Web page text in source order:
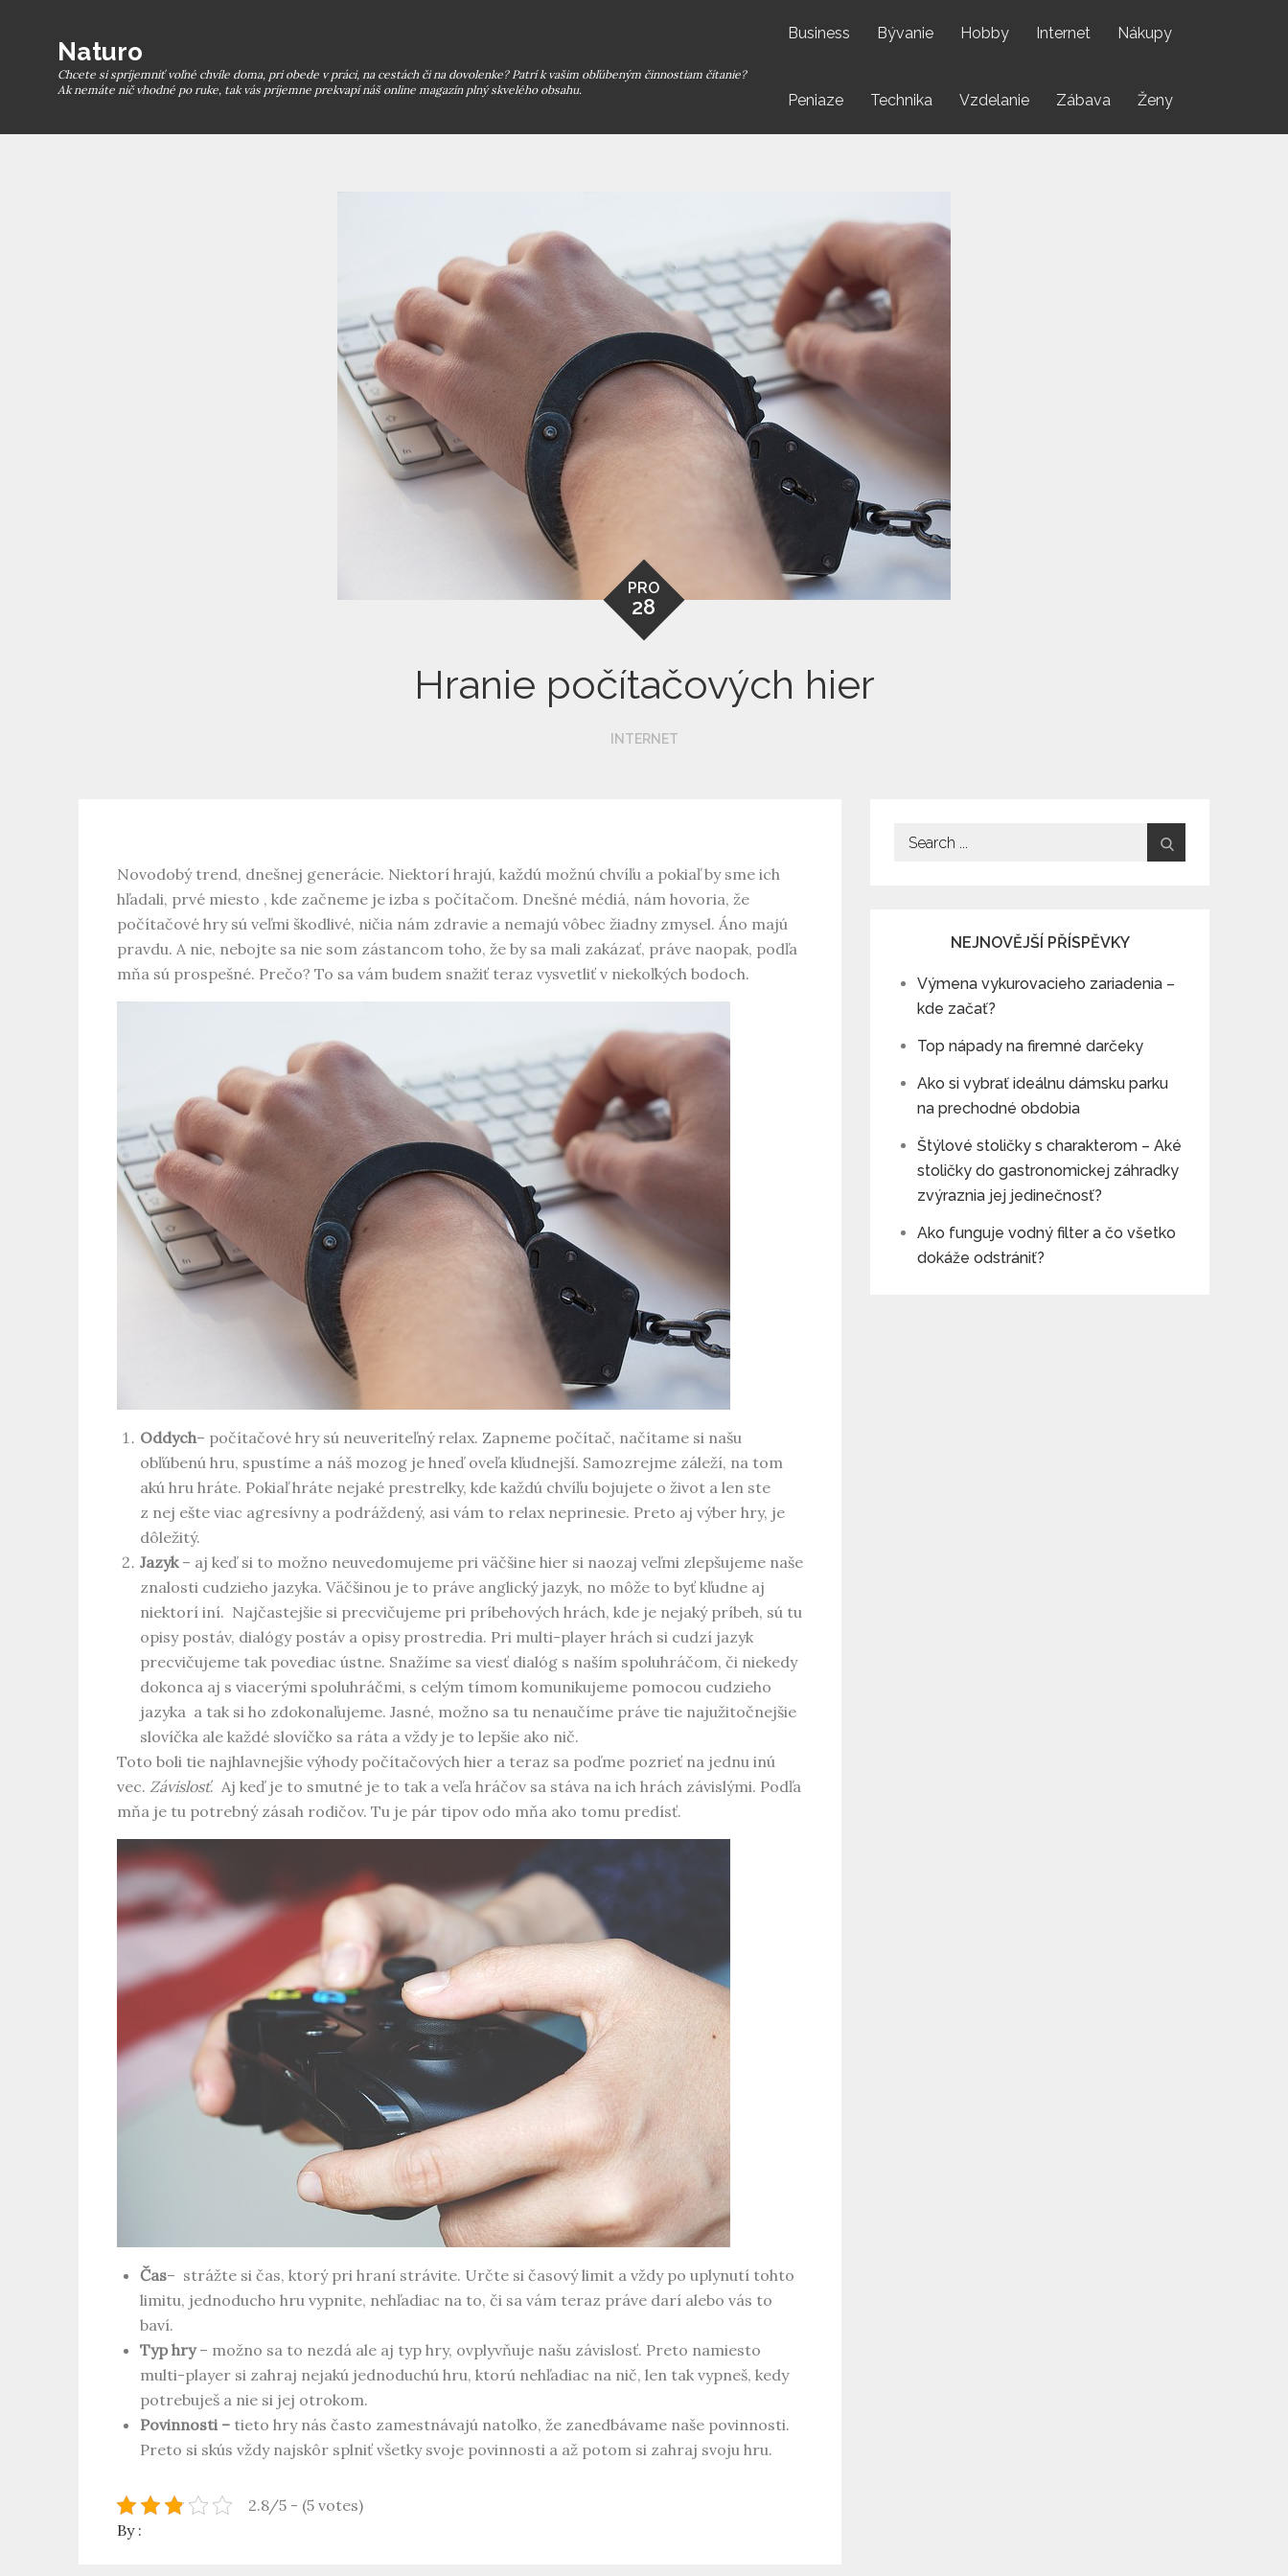
Naturo
Chcete si spríjemniť voľné chvíle doma, pri obede v práci, na cestách či na dovolenke? Patrí k vašim obľúbeným činnostiam čítanie?
Ak nemáte nič vhodné po ruke, tak vás príjemne prekvapí náš online magazín plný skvelého obsahu.
Business Bývanie Hobby Internet Nákupy
Peniaze Technika Vzdelanie Zábava Ženy
PRO
28
Hranie počítačových hier
INTERNET
Novodobý trend, dnešnej generácie. Niektorí hrajú, každú možnú chvíľu a pokiaľ by sme ich
hľadali, prvé miesto , kde začneme je izba s počítačom. Dnešné médiá, nám hovoria, že
počítačové hry sú veľmi škodlivé, ničia nám zdravie a nemajú vôbec žiadny zmysel. Áno majú
pravdu. A nie, nebojte sa nie som zástancom toho, že by sa mali zakázať, práve naopak, podľa
mňa sú prospešné. Prečo? To sa vám budem snažiť teraz vysvetliť v niekoľkých bodoch.
Oddych– počítačové hry sú neuveriteľný relax. Zapneme počítač, načítame si našu
obľúbenú hru, spustíme a náš mozog je hneď oveľa kľudnejší. Samozrejme záleží, na tom
akú hru hráte. Pokiaľ hráte nejaké prestrelky, kde každú chvíľu bojujete o život a len ste
z nej ešte viac agresívny a podráždený, asi vám to relax neprinesie. Preto aj výber hry, je
dôležitý.
Jazyk – aj keď si to možno neuvedomujeme pri väčšine hier si naozaj veľmi zlepšujeme naše
znalosti cudzieho jazyka. Väčšinou je to práve anglický jazyk, no môže to byť kľudne aj
niektorí iní. Najčastejšie si precvičujeme pri príbehových hrách, kde je nejaký príbeh, sú tu
opisy postáv, dialógy postáv a opisy prostredia. Pri multi-player hrách si cudzí jazyk
precvičujeme tak povediac ústne. Snažíme sa viesť dialóg s naším spoluhráčom, či niekedy
dokonca aj s viacerými spoluhráčmi, s celým tímom komunikujeme pomocou cudzieho
jazyka a tak si ho zdokonaľujeme. Jasné, možno sa tu nenaučíme práve tie najužitočnejšie
slovíčka ale každé slovíčko sa ráta a vždy je to lepšie ako nič.
Toto boli tie najhlavnejšie výhody počítačových hier a teraz sa poďme pozrieť na jednu inú
vec. Závislosť. Aj keď je to smutné je to tak a veľa hráčov sa stáva na ich hrách závislými. Podľa
mňa je tu potrebný zásah rodičov. Tu je pár tipov odo mňa ako tomu predísť.
Čas– strážte si čas, ktorý pri hraní strávite. Určte si časový limit a vždy po uplynutí tohto
limitu, jednoducho hru vypnite, nehľadiac na to, či sa vám teraz práve darí alebo vás to
baví.
Typ hry– možno sa to nezdá ale aj typ hry, ovplyvňuje našu závislosť. Preto namiesto
multi-player si zahraj nejakú jednoduchú hru, ktorú nehľadiac na nič, len tak vypneš, kedy
potrebuješ a nie si jej otrokom.
Povinnosti – tieto hry nás často zamestnávajú natoľko, že zanedbávame naše povinnosti.
Preto si skús vždy najskôr splniť všetky svoje povinnosti a až potom si zahraj svoju hru.
2.8/5 - (5 votes)
By :
Search
NEJNOVĚJŠÍ PŘÍSPĚVKY
Výmena vykurovacieho zariadenia –
kde začať?
Top nápady na firemné darčeky
Ako si vybrať ideálnu dámsku parku
na prechodné obdobia
Štýlové stoličky s charakterom – Aké
stoličky do gastronomickej záhradky
zvýraznia jej jedinečnosť?
Ako funguje vodný filter a čo všetko
dokáže odstrániť?